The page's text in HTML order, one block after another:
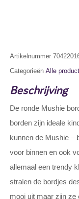
Artikelnummer
Categorieën Alle
Beschrijving
De ronde Mushie
borden zijn ideale
kunnen de Mushie –
voor binnen en ook
allemaal een trendy
stralen de bordjes
mooi uit maar zijn ze